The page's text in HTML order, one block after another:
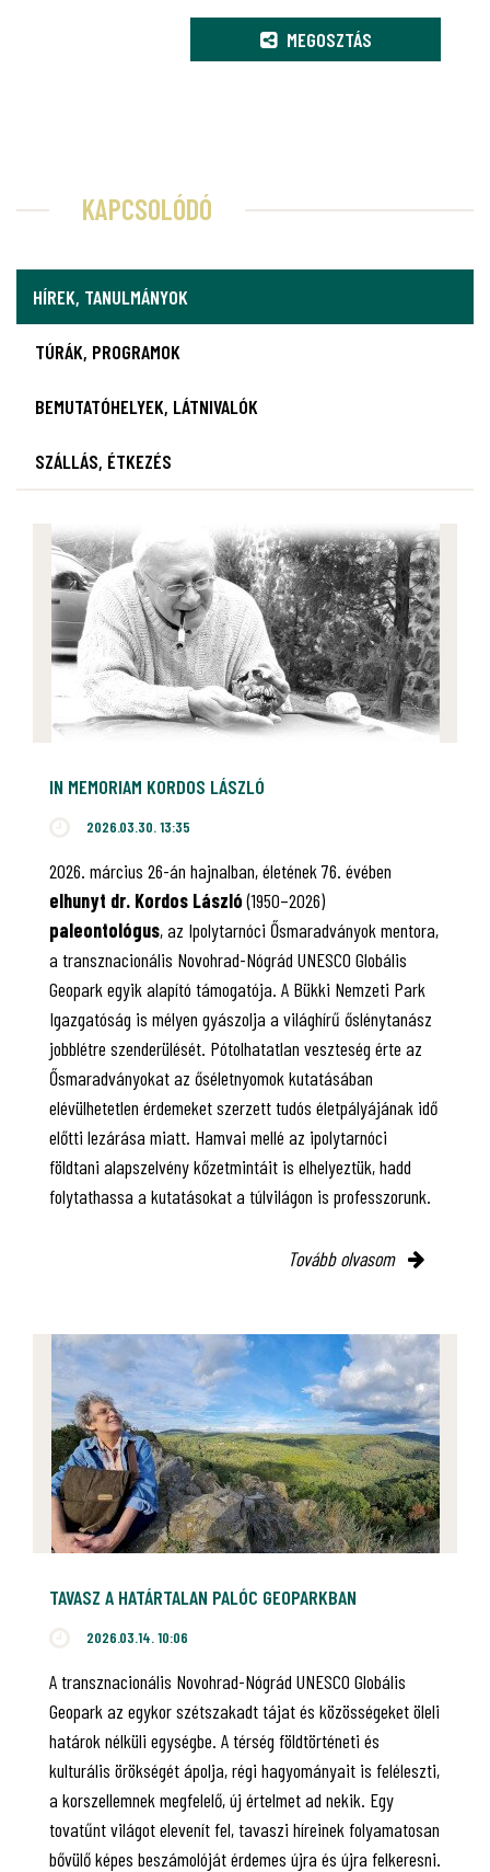
MEGOSZTÁS
KAPCSOLÓDÓ
HÍREK, TANULMÁNYOK
TÚRÁK, PROGRAMOK
BEMUTATÓHELYEK, LÁTNIVALÓK
SZÁLLÁS, ÉTKEZÉS
IN MEMORIAM KORDOS LÁSZLÓ
2026.03.30. 13:35
2026. március 26-án hajnalban, életének 76. évében
elhunyt dr. Kordos László(1950–2026)
paleontológus, az Ipolytarnóci Ősmaradványok mentora,
a transznacionális Novohrad-Nógrád UNESCO Globális
Geopark egyik alapító támogatója. A Bükki Nemzeti Park
Igazgatóság is mélyen gyászolja a világhírű őslénytanász
jobblétre szenderülését. Pótolhatatlan veszteség érte az
Ősmaradványokat az őséletnyomok kutatásában
elévülhetetlen érdemeket szerzett tudós életpályájának idő
előtti lezárása miatt. Hamvai mellé az ipolytarnóci
földtani alapszelvény kőzetmintáit is elhelyeztük, hadd
folytathassa a kutatásokat a túlvilágon is professzorunk.
Tovább olvasom
TAVASZ A HATÁRTALAN PALÓC GEOPARKBAN
2026.03.14. 10:06
A transznacionális Novohrad-Nógrád UNESCO Globális
Geopark az egykor szétszakadt tájat és közösségeket öleli
határok nélküli egységbe. A térség földtörténeti és
kulturális örökségét ápolja, régi hagyományait is feléleszti,
a korszellemnek megfelelő, új értelmet ad nekik. Egy
tovatűnt világot elevenít fel, tavaszi híreinek folyamatosan
bővülő képes beszámolóját érdemes újra és újra felkeresni.